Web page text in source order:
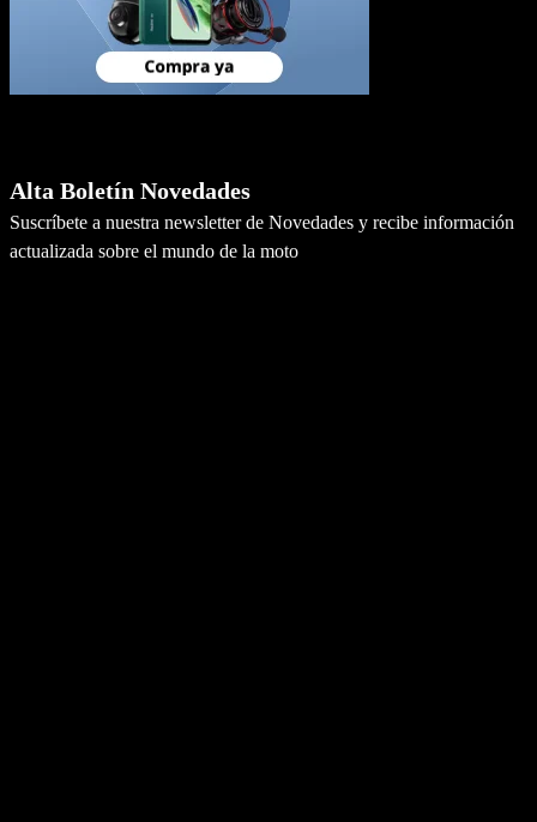
Alta Boletín Novedades
Suscríbete a nuestra newsletter de Novedades y recibe información
actualizada sobre el mundo de la moto